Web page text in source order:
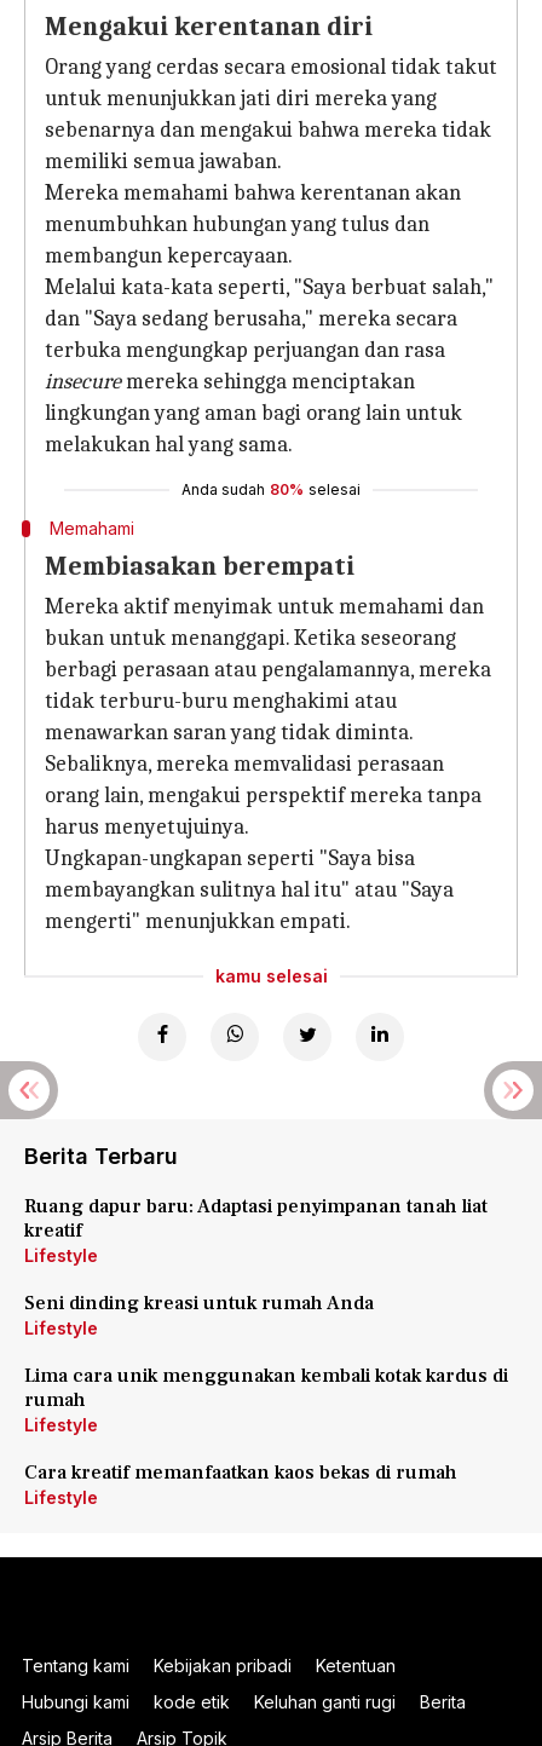
Mengakui kerentanan diri
Orang yang cerdas secara emosional tidak takut
untuk menunjukkan jati diri mereka yang
sebenarnya dan mengakui bahwa mereka tidak
memiliki semua jawaban.
Mereka memahami bahwa kerentanan akan
menumbuhkan hubungan yang tulus dan
membangun kepercayaan.
Melalui kata-kata seperti, "Saya berbuat salah,"
dan "Saya sedang berusaha," mereka secara
terbuka mengungkap perjuangan dan rasa
insecuremereka sehingga menciptakan
lingkungan yang aman bagi orang lain untuk
melakukan hal yang sama.
Anda sudah 80% selesai
Memahami
Membiasakan berempati
Mereka aktif menyimak untuk memahami dan
bukan untuk menanggapi. Ketika seseorang
berbagi perasaan atau pengalamannya, mereka
tidak terburu-buru menghakimi atau
menawarkan saran yang tidak diminta.
Sebaliknya, mereka memvalidasi perasaan
orang lain, mengakui perspektif mereka tanpa
harus menyetujuinya.
Ungkapan-ungkapan seperti "Saya bisa
membayangkan sulitnya hal itu" atau "Saya
mengerti" menunjukkan empati.
kamu selesai
Berita Terbaru
Ruang dapur baru: Adaptasi penyimpanan tanah liat
kreatif
Lifestyle
Seni dinding kreasi untuk rumah Anda
Lifestyle
Lima cara unik menggunakan kembali kotak kardus di
rumah
Lifestyle
Cara kreatif memanfaatkan kaos bekas di rumah
Lifestyle
Tentang kami Kebijakan pribadi
Ketentuan
Hubungi kami
kode etik Keluhan ganti rugi
Berita
Arsip Berita
Arsip Topik